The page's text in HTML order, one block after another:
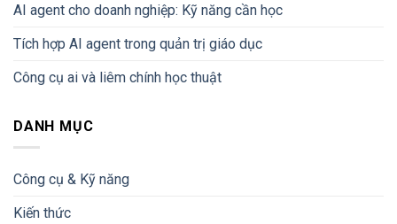
AI agent cho doanh nghiệp: Kỹ năng cần học
Tích hợp AI agent trong quản trị giáo dục
Công cụ ai và liêm chính học thuật
DANH MỤC
Công cụ & Kỹ năng
Kiến thức